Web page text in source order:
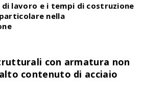
per la piegatura dell’acciaio di
di lavoro e i tempi di costruzione
nella
con armatura non
contenuto di acciaio